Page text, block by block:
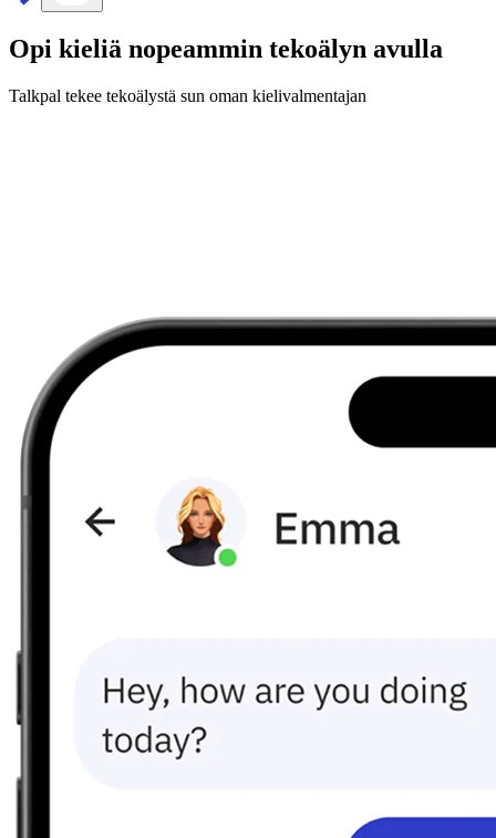
Opi kieliä nopeammin tekoälyn avulla
Talkpal tekee tekoälystä sun oman kielivalmentajan